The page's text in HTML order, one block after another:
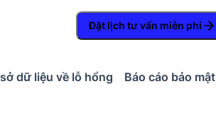
Đặt lịch tư vấn miễn phí
dữ liệu về lỗ hổng Báo cáo bảo mật